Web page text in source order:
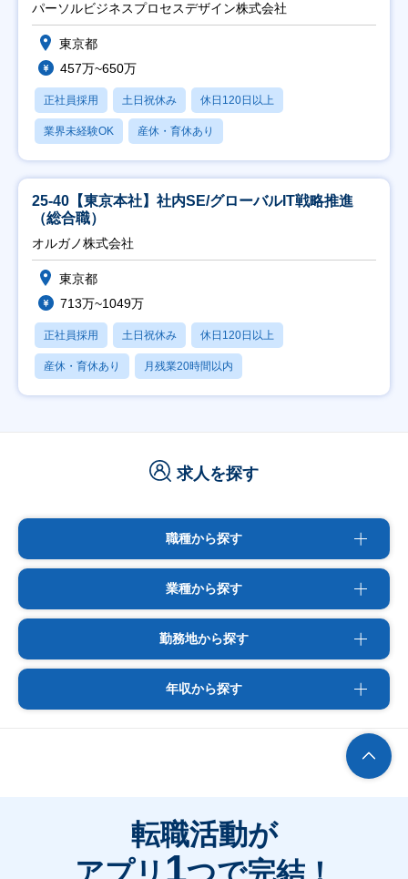
パーソルビジネスプロセスデザイン株式会社
東京都
457万~650万
正社員採用 土日祝休み 休日120日以上
業界未経験OK 産休・育休あり
25-40【東京本社】社内SE/グローバルIT戦略推進
（総合職）
オルガノ株式会社
東京都
713万~1049万
正社員採用 土日祝休み 休日120日以上
産休・育休あり 月残業20時間以内
求人を探す
職種から探す
業種から探す
勤務地から探す
年収から探す
転職活動が
1